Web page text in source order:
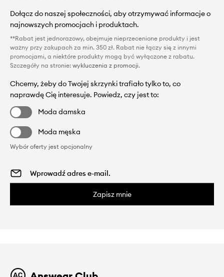
Dołącz do naszej społeczności, aby otrzymywać informacje o
najnowszych promocjach i produktach.
**Rabat jest jednorazowy, obejmuje nieprzecenione produkty i jest
ważny przy zakupach za min. 350 zł. Rabat nie łączy się z innymi
promocjami, a niektóre produkty mogą być wyłączone z rabatu.
Szczegóły na stronie: wykluczenia z promocji.
Chcemy, żeby do Twojej skrzynki trafiało tylko to, co
naprawdę Cię interesuje. Powiedz, czy jest to:
Moda damska
Moda męska
Wybór oferty jest opcjonalny
Zapisz mnie